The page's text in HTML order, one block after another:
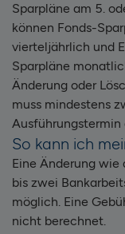
Sparpläne am 5.
können Fonds-
vierteljährlich und
Sparpläne
Änderung oder
muss mindestens
So kann ich
Eine Änderung wie
bis zwei
möglich. Eine
nicht berechnet.